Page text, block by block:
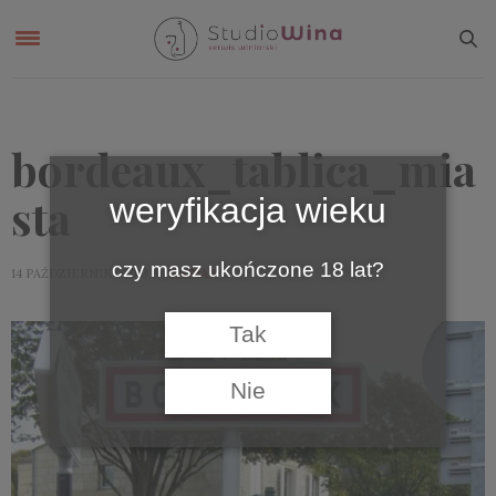
bordeaux_tablica_mia
sta
14 PAŹDZIERNIKA 2013 by MARIAN
weryfikacja wieku
czy masz ukończone 18 lat?
Tak
Nie